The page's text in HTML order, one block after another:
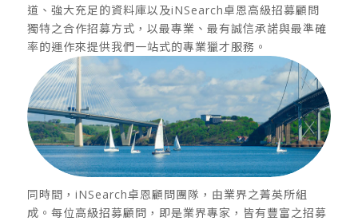
道、強大充足的資料庫以及iNSearch卓恩高級招募顧問
獨特之合作招募方式，以最專業、最有誠信承諾與最準確
率的運作來提供我們一站式的專業獵才服務。
同時間，iNSearch卓恩顧問團隊，由業界之菁英所組
成。每位高級招募顧問，即是業界專家，皆有豐富之招募